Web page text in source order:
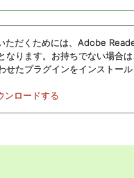
ただくためには、Adobe
なります。お持ちでない場合
せたプラグインをインストー
ンロードする